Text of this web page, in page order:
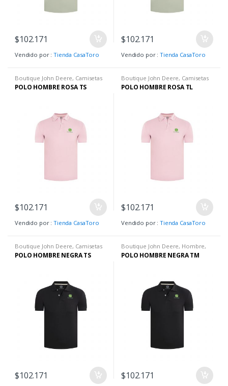
$102.171
Vendido por :Tienda CasaToro
$102.171
Vendido por :Tienda CasaToro
Boutique John Deere, Camisetas
H,Camisetas H,Hombre ,Ropa H
POLO HOMBRE ROSA TS
$102.171
Vendido por :Tienda CasaToro
Boutique John Deere, Camisetas
H,Hombre,Ropa H
POLO HOMBRE ROSA TL
$102.171
Vendido por :Tienda CasaToro
Boutique John Deere, Camisetas
H,Camisetas H,Hombre, Ropa H
POLO HOMBRE NEGRA TS
$102.171
Boutique John Deere, Hombre,
Ropa H,Ropa H
POLO HOMBRE NEGRA TM
$102.171